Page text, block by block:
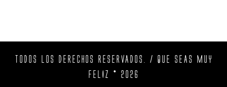
TODOS LOS DERECHOS RESERVADOS. / QUE SEAS MUY
FELIZ © 2026